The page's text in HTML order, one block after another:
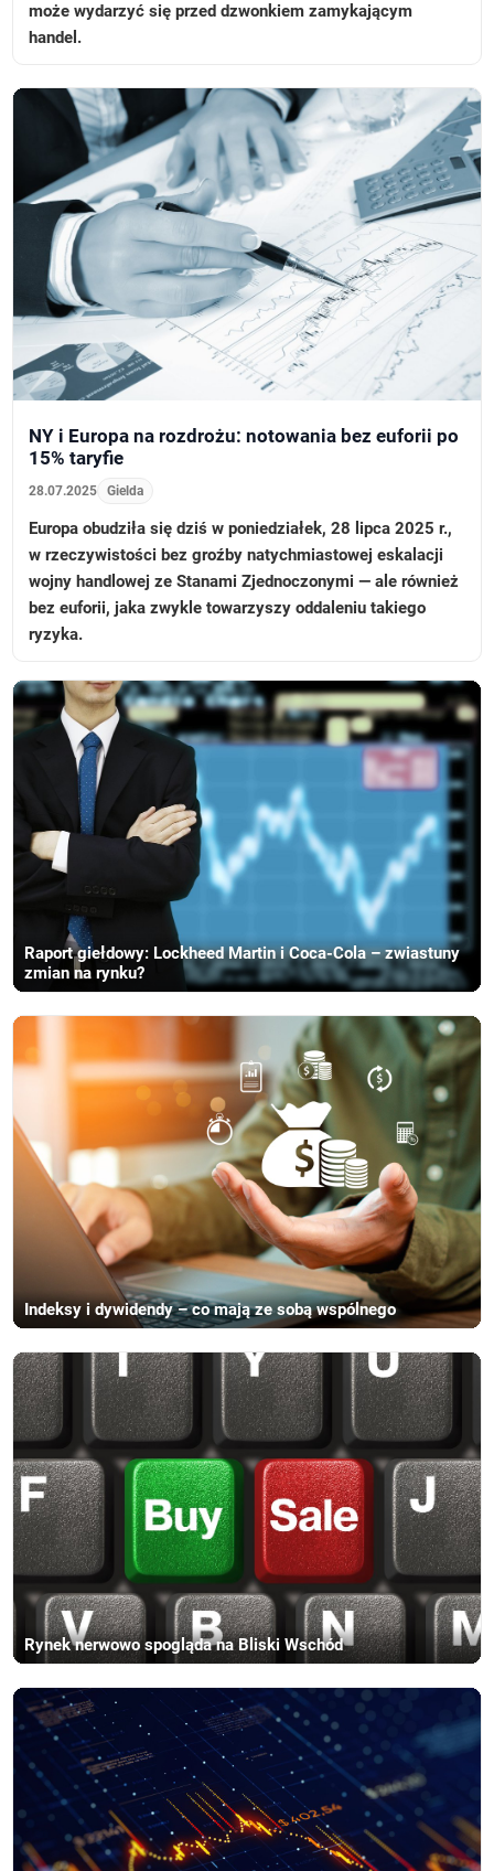
może wydarzyć się przed dzwonkiem zamykającym
handel.
NY i Europa na rozdrożu: notowania bez euforii po
15% taryfie
28.07.2025 Gielda
Europa obudziła się dziś w poniedziałek, 28 lipca 2025 r.,
w rzeczywistości bez groźby natychmiastowej eskalacji
wojny handlowej ze Stanami Zjednoczonymi — ale również
bez euforii, jaka zwykle towarzyszy oddaleniu takiego
ryzyka.
Raport giełdowy: Lockheed Martin i Coca-Cola – zwiastuny
zmian na rynku?
Indeksy i dywidendy – co mają ze sobą wspólnego
Rynek nerwowo spogląda na Bliski Wschód